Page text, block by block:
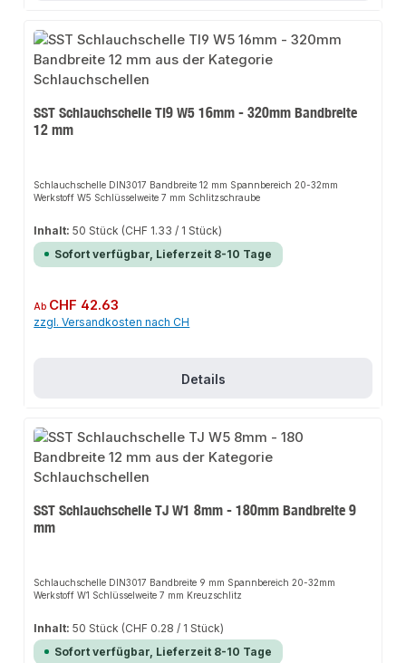
SST Schlauchschelle TI9 W5 16mm - 320mm Bandbreite
12 mm
Schlauchschelle DIN3017 Bandbreite 12 mm Spannbereich 20-32mm
Werkstoff W5 Schlüsselweite 7 mm Schlitzschraube
Inhalt:50 Stück (CHF 1.33 / 1 Stück)
Sofort verfügbar, Lieferzeit 8-10 Tage
Regulärer Preis:
Ab CHF 42.63
zzgl. Versandkosten nach CH
Details
SST Schlauchschelle TJ W1 8mm - 180mm Bandbreite 9
mm
Schlauchschelle DIN3017 Bandbreite 9 mm Spannbereich 20-32mm
Werkstoff W1 Schlüsselweite 7 mm Kreuzschlitz
Inhalt:50 Stück (CHF 0.28 / 1 Stück)
Sofort verfügbar, Lieferzeit 8-10 Tage